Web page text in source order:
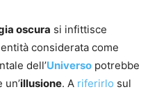
oscura si infittisce
considerata come
dell’Universo potrebbe
illusione. A riferirlo sul